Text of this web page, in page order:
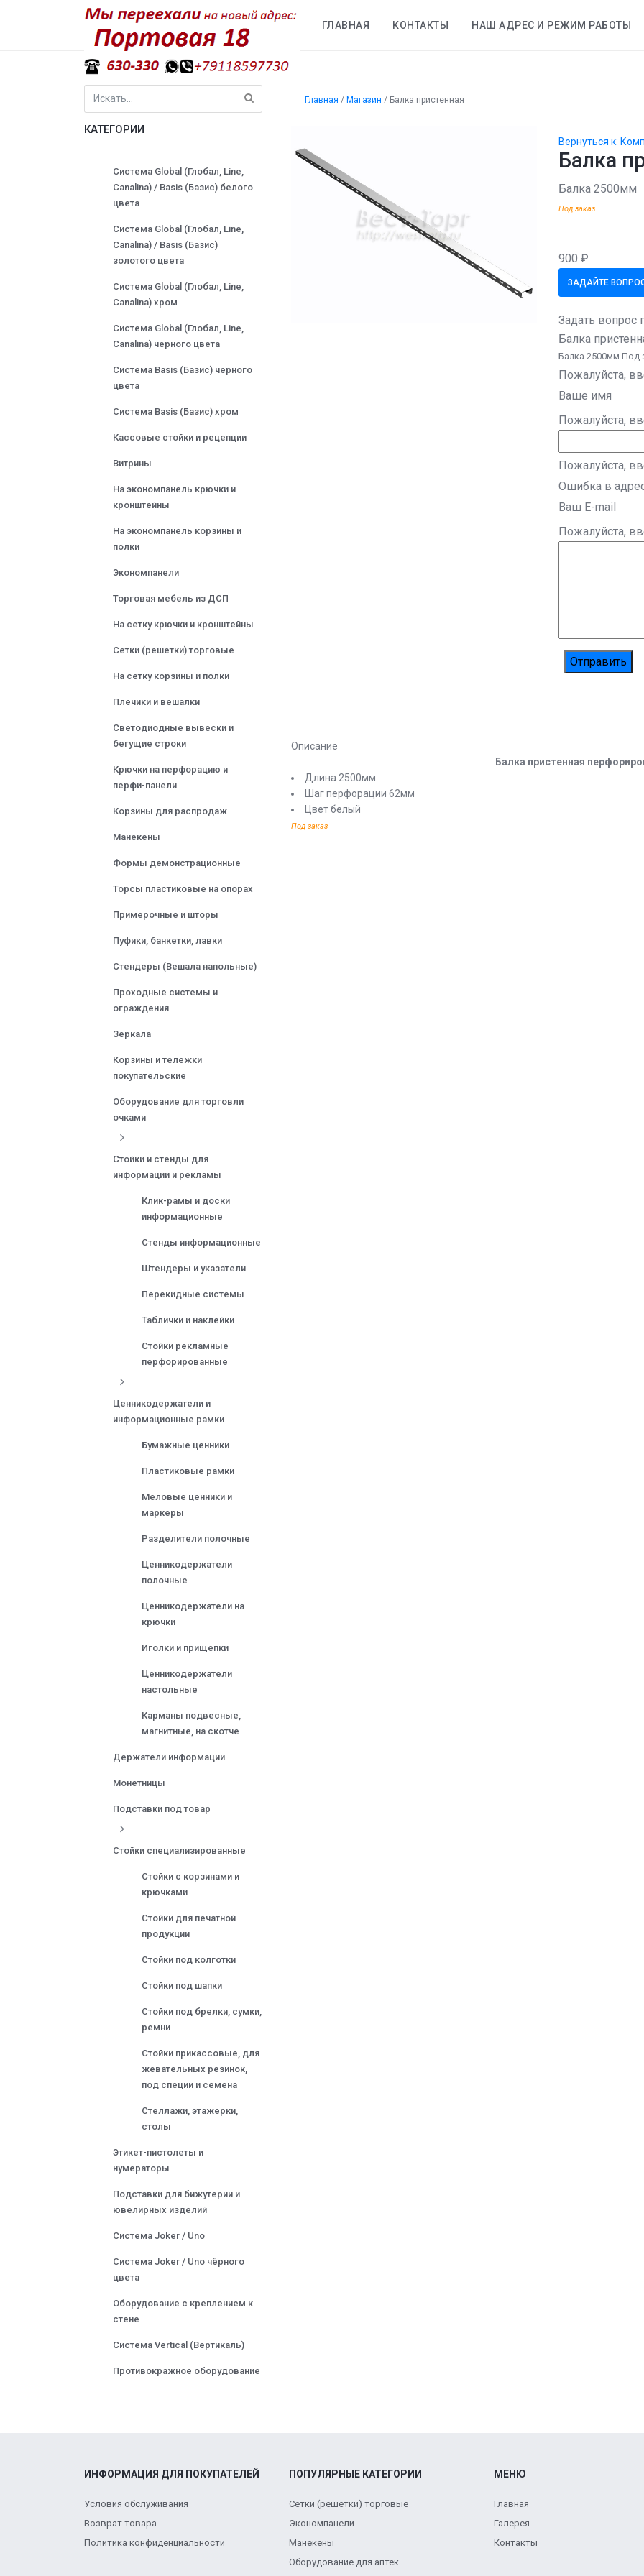
ГЛАВНАЯ КОНТАКТЫ НАШ АДРЕС И РЕЖИМ РАБОТЫ
Главная / Магазин / Балка пристенная
Вернуться к:
Балка
Балка 2500мм
Под заказ
900 ₽
ЗАДАЙТЕ
Задать вопрос
Балка
Балка 2500мм Под
Пожалуйста,
Ваше имя
Пожалуйста,
Пожалуйста,
Ошибка в
Ваш E-mail
Пожалуйста,
Описание
Балка пристенная
Длина 2500мм
Шаг перфорации 62мм
Цвет белый
Под заказ
КАТЕГОРИИ
Система Global (Глобал, Line,
Canalina) / Basis (Базис) белого
цвета
Система Global (Глобал, Line,
Canalina) / Basis (Базис)
золотого цвета
Система Global (Глобал, Line,
Canalina) хром
Система Global (Глобал, Line,
Canalina) черного цвета
Система Basis (Базис) черного
цвета
Система Basis (Базис) хром
Кассовые стойки и рецепции
Витрины
На экономпанель крючки и
кронштейны
На экономпанель корзины и
полки
Экономпанели
Торговая мебель из ДСП
На сетку крючки и кронштейны
Сетки (решетки) торговые
На сетку корзины и полки
Плечики и вешалки
Светодиодные вывески и
бегущие строки
Крючки на перфорацию и
перфи-панели
Корзины для распродаж
Манекены
Формы демонстрационные
Торсы пластиковые на опорах
Примерочные и шторы
Пуфики, банкетки, лавки
Стендеры (Вешала напольные)
Проходные системы и
ограждения
Зеркала
Корзины и тележки
покупательские
Оборудование для торговли
очками
Стойки и стенды для
информации и рекламы
Клик-рамы и доски
информационные
Стенды информационные
Штендеры и указатели
Перекидные системы
Таблички и наклейки
Стойки рекламные
перфорированные
Ценникодержатели и
информационные рамки
Бумажные ценники
Пластиковые рамки
Меловые ценники и
маркеры
Разделители полочные
Ценникодержатели
полочные
Ценникодержатели на
крючки
Иголки и прищепки
Ценникодержатели
настольные
Карманы подвесные,
магнитные, на скотче
Держатели информации
Монетницы
Подставки под товар
Стойки специализированные
Стойки с корзинами и
крючками
Стойки для печатной
продукции
Стойки под колготки
Стойки под шапки
Стойки под брелки, сумки,
ремни
Стойки прикассовые, для
жевательных резинок,
под специи и семена
Стеллажи, этажерки,
столы
Этикет-пистолеты и
нумераторы
Подставки для бижутерии и
ювелирных изделий
Система Joker / Uno
Система Joker / Uno чёрного
цвета
Оборудование с креплением к
стене
Система Vertical (Вертикаль)
Противокражное оборудование
ИНФОРМАЦИЯ ДЛЯ ПОКУПАТЕЛЕЙ
Условия обслуживания
Возврат товара
Политика конфиденциальности
ПОПУЛЯРНЫЕ КАТЕГОРИИ
Сетки (решетки) торговые
Экономпанели
Манекены
Оборудование для аптек
МЕНЮ
Главная
Галерея
Контакты